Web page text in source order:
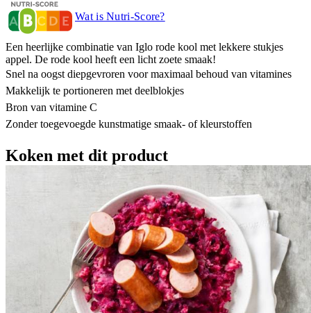
Wat is Nutri-Score?
Een heerlijke combinatie van Iglo rode kool met lekkere stukjes
appel. De rode kool heeft een licht zoete smaak!
Snel na oogst diepgevroren voor maximaal behoud van vitamines
Makkelijk te portioneren met deelblokjes
Bron van vitamine C
Zonder toegevoegde kunstmatige smaak- of kleurstoffen
Koken met dit product